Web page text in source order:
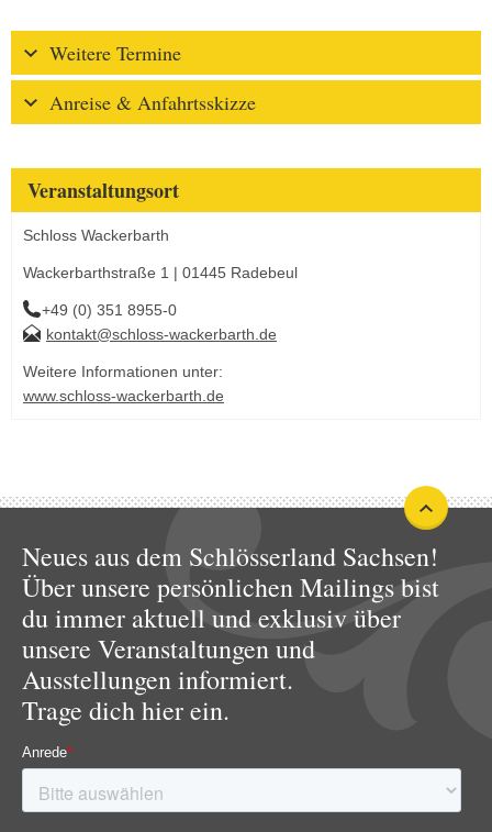
Weitere Termine
Anreise & Anfahrtsskizze
Veranstaltungsort
Schloss Wackerbarth
Wackerbarthstraße 1 | 01445 Radebeul
+49 (0) 351 8955-0
kontakt@schloss-wackerbarth.de
Weitere Informationen unter:
www.schloss-wackerbarth.de
Neues aus dem Schlösserland Sachsen!
Über unsere persönlichen Mailings bist
du immer aktuell und exklusiv über
unsere Veranstaltungen und
Ausstellungen informiert.
Trage dich hier ein.